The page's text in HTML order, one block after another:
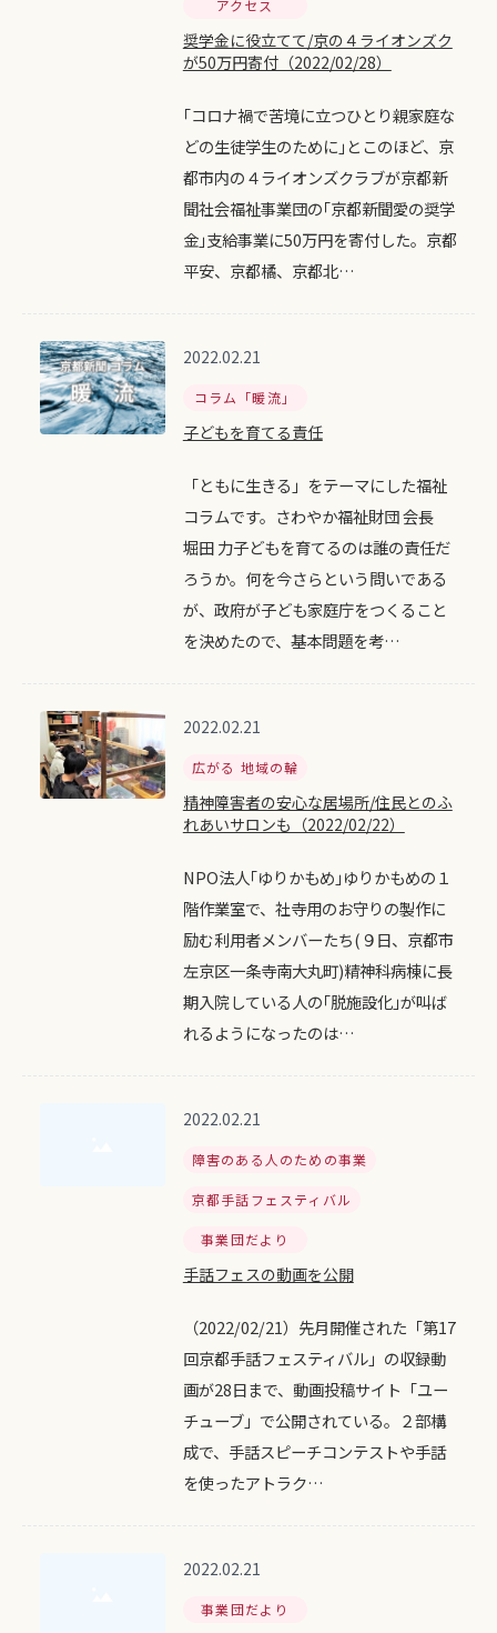
アクセス
奨学金に役立てて/京の４ライオンズク
が50万円寄付（2022/02/28）
｢コロナ禍で苦境に立つひとり親家庭な
どの生徒学生のために｣とこのほど、京
都市内の４ライオンズクラブが京都新
聞社会福祉事業団の｢京都新聞愛の奨学
金｣支給事業に50万円を寄付した。京都
平安、京都橘、京都北…
2022.02.21
コラム「暖流」
子どもを育てる責任
「ともに生きる」をテーマにした福祉
コラムです。さわやか福祉財団 会長
堀田 力子どもを育てるのは誰の責任だ
ろうか。何を今さらという問いである
が、政府が子ども家庭庁をつくること
を決めたので、基本問題を考…
2022.02.21
広がる 地域の輪
精神障害者の安心な居場所/住民とのふ
れあいサロンも（2022/02/22）
NPO法人｢ゆりかもめ｣ゆりかもめの１
階作業室で、社寺用のお守りの製作に
励む利用者メンバーたち(９日、京都市
左京区一条寺南大丸町)精神科病棟に長
期入院している人の｢脱施設化｣が叫ば
れるようになったのは…
2022.02.21
障害のある人のための事業
京都手話フェスティバル
事業団だより
手話フェスの動画を公開
（2022/02/21）先月開催された「第17
回京都手話フェスティバル」の収録動
画が28日まで、動画投稿サイト「ユー
チューブ」で公開されている。２部構
成で、手話スピーチコンテストや手話
を使ったアトラク…
2022.02.21
事業団だより